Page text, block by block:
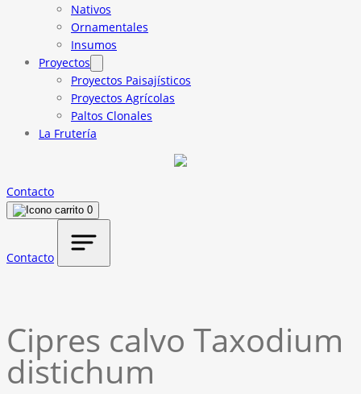
Nativos
Ornamentales
Insumos
Proyectos
Proyectos Paisajísticos
Proyectos Agrícolas
Paltos Clonales
La Frutería
Contacto
0
Contacto
Cipres calvo Taxodium
distichum